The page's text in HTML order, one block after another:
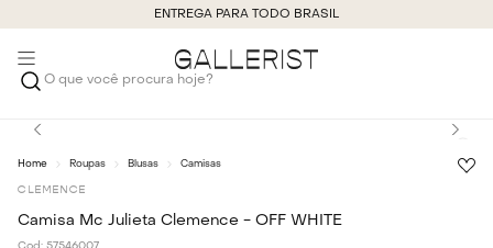
ENTREGA PARA TODO BRASIL
O que você procura hoje?
Roupas Blusas Camisas
CLEMENCE
Camisa Mc Julieta Clemence - OFF WHITE